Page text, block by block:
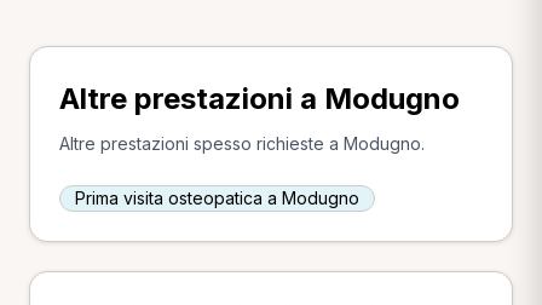
Altre prestazioni a Modugno
Altre prestazioni spesso richieste a Modugno.
Prima visita osteopatica a Modugno